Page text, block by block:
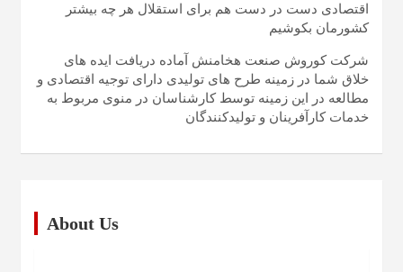
اقتصادی دست در دست هم برای استقلال هر چه بیشتر
کشورمان بکوشیم
شرکت کوروش صنعت هخامنش آماده دریافت ایده های
خلاق شما در زمینه طرح های تولیدی دارای توجیه اقتصادی و
مطالعه در این زمینه توسط کارشناسان در منوی مربوط به
خدمات کارآفرینان و تولیدکنندگان
About Us